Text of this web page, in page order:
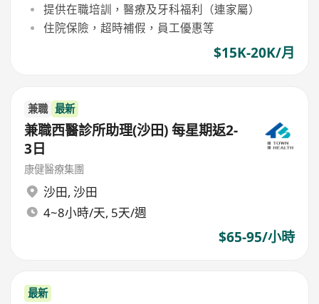
提供在職培訓，醫療及牙科福利（連家屬）
住院保險，超時補假，員工優惠等
$15K-20K/月
兼職 最新
兼職西醫診所助理(沙田) 每星期返2-
3日
康健醫療集團
沙田, 沙田
4~8小時/天, 5天/週
$65-95/小時
最新